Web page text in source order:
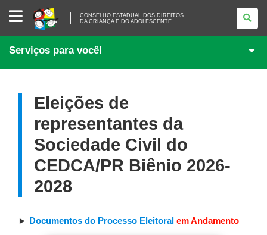
CONSELHO
ESTADUAL
DOS
DIREITOS
CRIANÇA
DO
CONSELHO ESTADUAL DOS DIREITOS
DA CRIANÇA E DO ADOLESCENTE
Serviços para você!
Eleições de
representantes da
Sociedade Civil do
CEDCA/PR Biênio 2026-
2028
► Documentos do Processo Eleitoral em Andamento